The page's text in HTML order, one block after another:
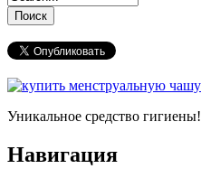
Уникальное средство гигиены!
Навигация